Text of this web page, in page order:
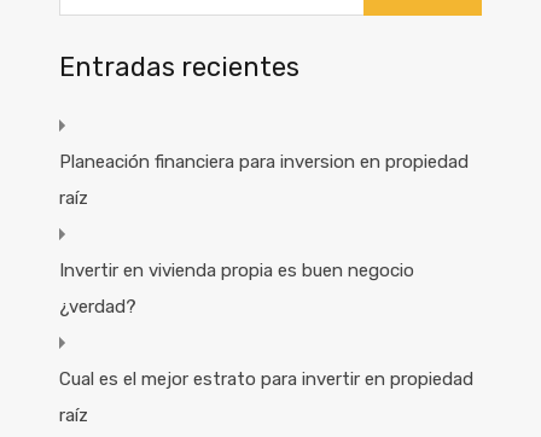
Entradas recientes
Planeación financiera para inversion en propiedad
raíz
Invertir en vivienda propia es buen negocio
¿verdad?
Cual es el mejor estrato para invertir en propiedad
raíz